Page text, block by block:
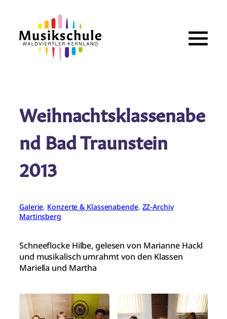
springen
Weihnachtsklassenabe
nd Bad Traunstein
2013
Galerie, Konzerte & Klassenabende, ZZ-Archiv
Martinsberg
Schneeflocke Hilbe, gelesen von Marianne Hackl
und musikalisch umrahmt von den Klassen
Mariella und Martha